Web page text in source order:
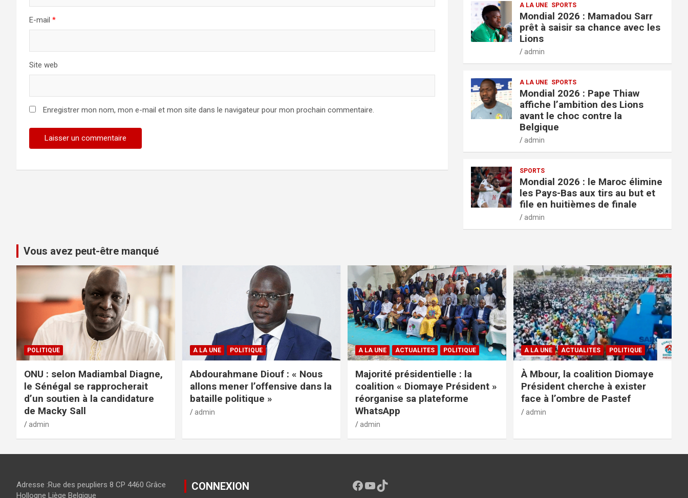
E-mail *
Site web
Enregistrer mon nom, mon e-mail et mon site dans le navigateur pour mon prochain commentaire.
A LA UNE SPORTS
Mondial 2026 : Mamadou Sarr
prêt à saisir sa chance avec les
Lions
admin
A LA UNE SPORTS
Mondial 2026 : Pape Thiaw
affiche l’ambition des Lions
avant le choc contre la
Belgique
admin
SPORTS
Mondial 2026 : le Maroc élimine
les Pays-Bas aux tirs au but et
file en huitièmes de finale
admin
Vous avez peut-être manqué
POLITIQUE
ONU : selon Madiambal Diagne,
le Sénégal se rapprocherait
d’un soutien à la candidature
de Macky Sall
admin
A LA UNE POLITIQUE
Abdourahmane Diouf : « Nous
allons mener l’offensive dans la
bataille politique »
admin
A LA UNE ACTUALITES POLITIQUE
Majorité présidentielle : la
coalition « Diomaye Président »
réorganise sa plateforme
WhatsApp
admin
A LA UNE ACTUALITES POLITIQUE
À Mbour, la coalition Diomaye
Président cherche à exister
face à l’ombre de Pastef
admin
Adresse :Rue des peupliers 8 CP 4460 Grâce
Hollogne Liège Belgique
CONNEXION